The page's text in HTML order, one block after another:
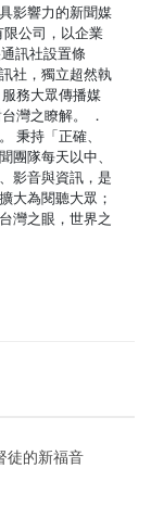
影響力的新聞媒
公司，以企業
訊社設置條
社，獨立超然執
務大眾傳播媒
灣之瞭解。 ．
秉持「正確、
團隊每天以中、
影音與資訊，是
大為閱聽大眾；
灣之眼，世界之
徒的新福音